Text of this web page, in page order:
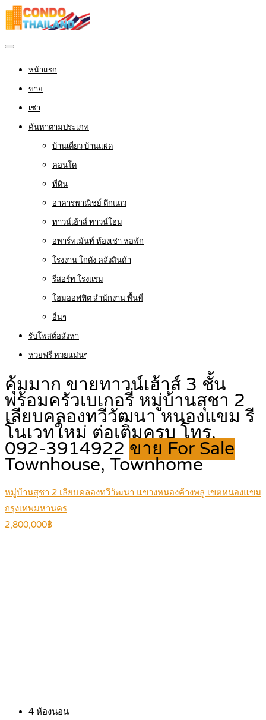
หน้าแรก
ขาย
เช่า
ค้นหาตามประเภท
บ้านเดี่ยว บ้านแฝด
คอนโด
ที่ดิน
อาคารพาณิชย์ ตึกแถว
ทาวน์เฮ้าส์ ทาวน์โฮม
อพาร์ทเม้นท์ ห้องเช่า หอพัก
โรงงาน โกดัง คลังสินค้า
รีสอร์ท โรงแรม
โฮมออฟฟิต สำนักงาน พื้นที่
อื่นๆ
รับโพสต์อสังหา
หวยฟรี หวยแม่นๆ
คุ้มมาก ขายทาวน์เฮ้าส์ 3 ชั้น
พร้อมครัวเบเกอรี่ หมู่บ้านสุชา 2
เลียบคลองทวีวัฒนา หนองแขม รี
โนเวทใหม่ ต่อเติมครบ โทร.
092-3914922 ขาย For Sale
Townhouse, Townhome
หมู่บ้านสุชา 2 เลียบคลองทวีวัฒนา แขวงหนองค้างพลู เขตหนองแขม
กรุงเทพมหานคร
2,800,000฿
4 ห้องนอน